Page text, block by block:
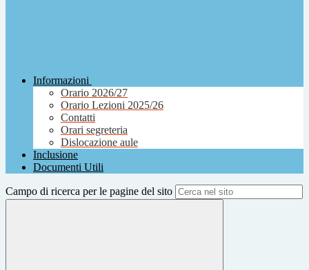
Informazioni
Orario 2026/27
Orario Lezioni 2025/26
Contatti
Orari segreteria
Dislocazione aule
Inclusione
Documenti Utili
Campo di ricerca per le pagine del sito